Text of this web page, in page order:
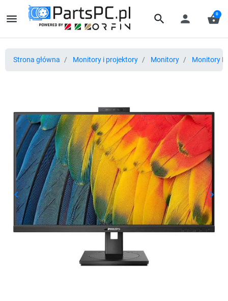
menu search person shopping_basket
0
Strona główna Monitory i projektory Monitory Monitory
Poprzedni
keyboard_arrow_left keyboard_arrow_right